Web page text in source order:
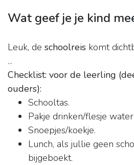
Wat geef je je kind
Leuk, de schoolreis komt
...
Checklist: voor de leerling
ouders):
Schooltas.
Pakje drinken/flesje water.
Snoepjes/koekje.
Lunch, als jullie geen
bijgeboekt.